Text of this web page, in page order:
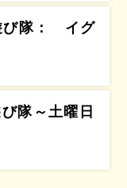
び隊： イグ
隊～土曜日